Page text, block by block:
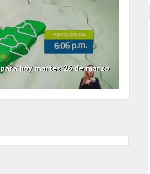
para hoy martes 26 de marzo